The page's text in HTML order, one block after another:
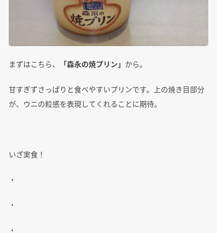
まずはこちら、 「森永の焼プリン」 から。
甘すぎずさっぱりと食べやすいプリンです。上の焼き目部分
が、ウニの粒感を表現してくれることに期待。
いざ実食！
・
・
・